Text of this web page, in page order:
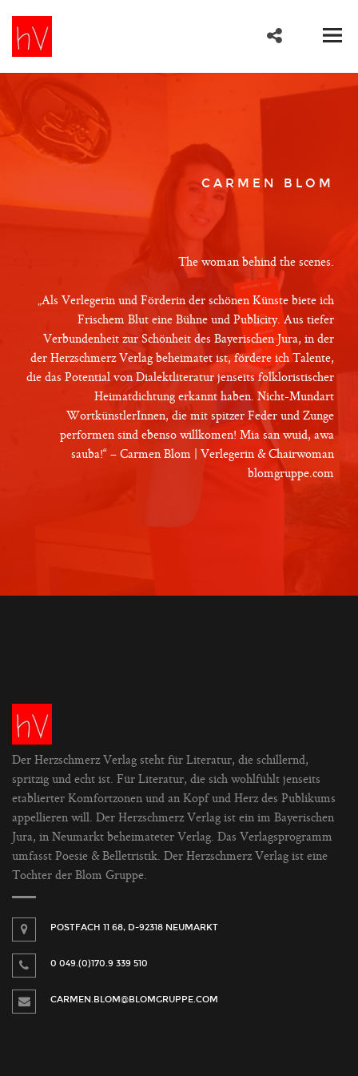
CARMEN BLOM
The woman behind the scenes.
„Als Verlegerin und Förderin der schönen Künste biete ich
Frischem Blut eine Bühne und Publicity. Aus tiefer
Verbundenheit zur Schönheit des Bayerischen Jura, in der
der Herzschmerz Verlag beheimatet ist, fördere ich Talente,
die das Potential von Dialektliteratur jenseits folkloristischer
Heimatdichtung erkannt haben. Nicht-Mundart
WortkünstlerInnen, die mit spitzer Feder und Zunge
performen sind ebenso willkomen! Mia san wuid, awa
sauba!“ – Carmen Blom | Verlegerin & Chairwoman
blomgruppe.com
Der Herzschmerz Verlag steht für Literatur, die schillernd,
spritzig und echt ist. Für Literatur, die sich wohlfühlt jenseits
etablierter Komfortzonen und an Kopf und Herz des Publikums
appellieren will. Der Herzschmerz Verlag ist ein im Bayerischen
Jura, in Neumarkt beheimateter Verlag. Das Verlagsprogramm
umfasst Poesie & Belletristik. Der Herzschmerz Verlag ist eine
Tochter der Blom Gruppe.
POSTFACH 11 68, D-92318 NEUMARKT
0 049.(0)170.9 339 510
CARMEN.BLOM@BLOMGRUPPE.COM